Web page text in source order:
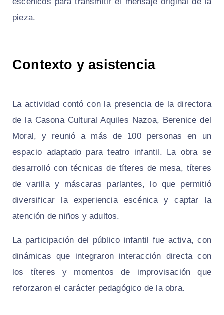
pieza.
Contexto y asistencia
La actividad contó con la presencia de la directora
de la Casona Cultural Aquiles Nazoa, Berenice del
Moral, y reunió a más de 100 personas en un
espacio adaptado para teatro infantil. La obra se
desarrolló con técnicas de títeres de mesa, títeres
de varilla y máscaras parlantes, lo que permitió
diversificar la experiencia escénica y captar la
atención de niños y adultos.
La participación del público infantil fue activa, con
dinámicas que integraron interacción directa con
los títeres y momentos de improvisación que
reforzaron el carácter pedagógico de la obra.